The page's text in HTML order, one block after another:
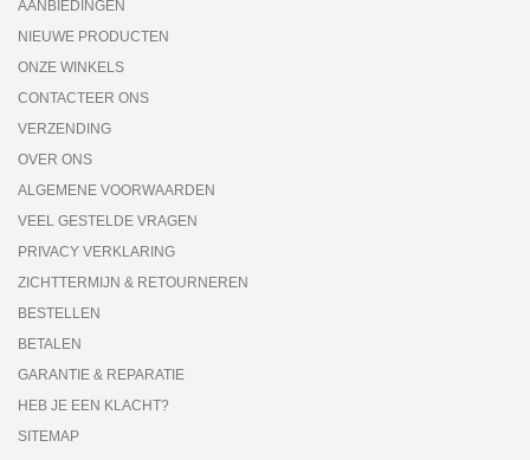
AANBIEDINGEN
NIEUWE PRODUCTEN
ONZE WINKELS
CONTACTEER ONS
VERZENDING
OVER ONS
ALGEMENE VOORWAARDEN
VEEL GESTELDE VRAGEN
PRIVACY VERKLARING
ZICHTTERMIJN & RETOURNEREN
BESTELLEN
BETALEN
GARANTIE & REPARATIE
HEB JE EEN KLACHT?
SITEMAP